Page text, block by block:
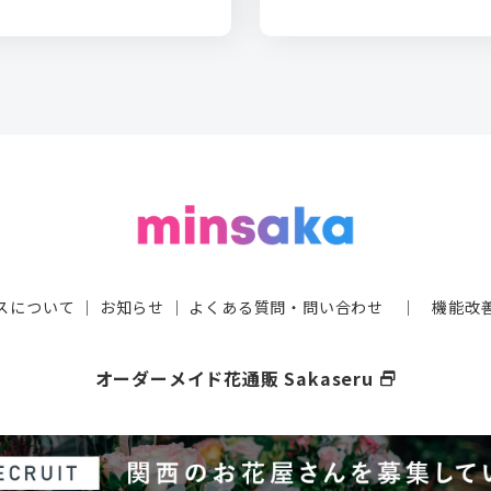
について ｜ お知らせ ｜ よくある質問・問い合わせ ｜機能改
オーダーメイド花通販 Sakaseru select_window